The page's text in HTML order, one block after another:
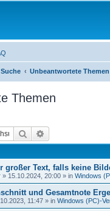
Suche Unbeantwortete Themen
Themen
Suche
großer Text, falls keine
» 15.10.2024, 20:00 » in Windows
und Gesamtnote
11:47 » in Windows (PC)-